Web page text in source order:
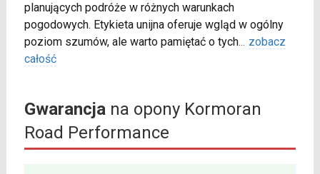
planujących podróże w różnych warunkach
pogodowych. Etykieta unijna oferuje wgląd w ogólny
poziom szumów, ale warto pamiętać o tych... zobacz
całość
Gwarancjana opony Kormoran
Road Performance